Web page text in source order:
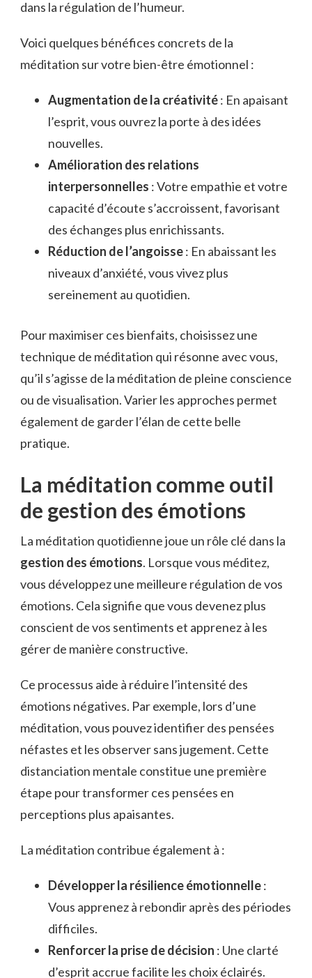
dans la régulation de l’humeur.
Voici quelques bénéfices concrets de la
méditation sur votre bien-être émotionnel :
Augmentation de la créativité: En apaisant
l’esprit, vous ouvrez la porte à des idées
nouvelles.
Amélioration des relations
interpersonnelles : Votre empathie et votre
capacité d’écoute s’accroissent, favorisant
des échanges plus enrichissants.
Réduction de l’angoisse: En abaissant les
niveaux d’anxiété, vous vivez plus
sereinement au quotidien.
Pour maximiser ces bienfaits, choisissez une
technique de méditation qui résonne avec vous,
qu’il s’agisse de la méditation de pleine conscience
ou de visualisation. Varier les approches permet
également de garder l’élan de cette belle
pratique.
La méditation comme outil
de gestion des émotions
La méditation quotidienne joue un rôle clé dans la
gestion des émotions. Lorsque vous méditez,
vous développez une meilleure régulation de vos
émotions. Cela signifie que vous devenez plus
conscient de vos sentiments et apprenez à les
gérer de manière constructive.
Ce processus aide à réduire l’intensité des
émotions négatives. Par exemple, lors d’une
méditation, vous pouvez identifier des pensées
néfastes et les observer sans jugement. Cette
distanciation mentale constitue une première
étape pour transformer ces pensées en
perceptions plus apaisantes.
La méditation contribue également à :
Développer la résilience émotionnelle:
Vous apprenez à rebondir après des périodes
difficiles.
Renforcer la prise de décision : Une clarté
d’esprit accrue facilite les choix éclairés.